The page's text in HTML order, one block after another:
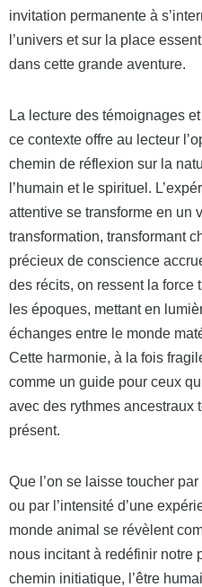
invitation permanente à
l’univers et sur la place
dans cette grande aventure.
La lecture des témoignages
ce contexte offre au lecteur
chemin de réflexion sur la
l’humain et le spirituel.
attentive se transforme en un
transformation, transformant
précieux de conscience
des récits, on ressent la force
les époques, mettant en
échanges entre le monde
Cette harmonie, à la fois
comme un guide pour ceux
avec des rythmes ancestraux
présent.
Que l’on se laisse toucher
ou par l’intensité d’une
monde animal se révèlent
nous incitant à redéfinir notre
chemin initiatique, l’être